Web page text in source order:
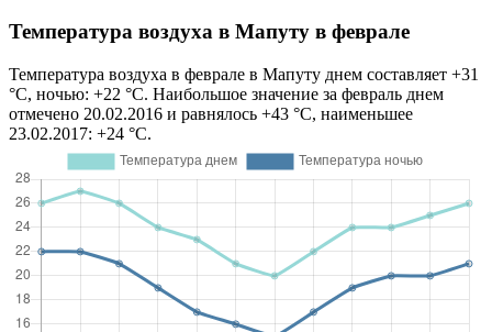
Температура воздуха в Мапуту в феврале
Температура воздуха в феврале в Мапуту днем составляет +31
°C, ночью: +22 °C. Наибольшое значение за февраль днем
отмечено 20.02.2016 и равнялось +43 °C, наименьшее
23.02.2017: +24 °C.